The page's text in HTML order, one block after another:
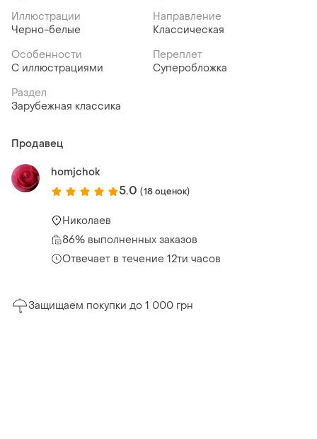
Иллюстрации
Черно-белые
Направление
Классическая
Особенности
С иллюстрациями
Переплет
Суперобложка
Раздел
Зарубежная классика
Продавец
homjchok
5.0 (18 оценок)
Николаев
86% выполненных заказов
Отвечает в течение 12ти часов
Защищаем покупки до 1 000 грн